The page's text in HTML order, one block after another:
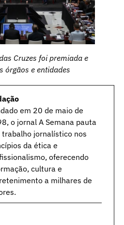
Cruzes foi premiada e
órgãos e entidades
em 20 de maio de
o jornal A Semana pauta
trabalho jornalístico nos
da ética e
oferecendo
cultura e
a milhares de